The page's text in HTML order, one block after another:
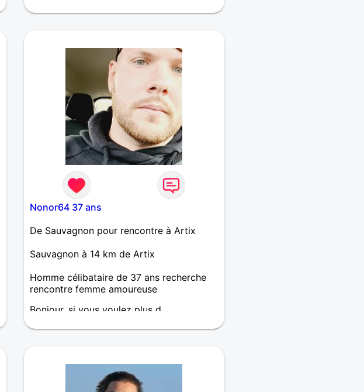
Nonor64 37 ans
De Sauvagnon pour rencontre à Artix
Sauvagnon à 14 km de Artix
Homme célibataire de 37 ans recherche
rencontre femme amoureuse
Bonjour, si vous voulez plus d